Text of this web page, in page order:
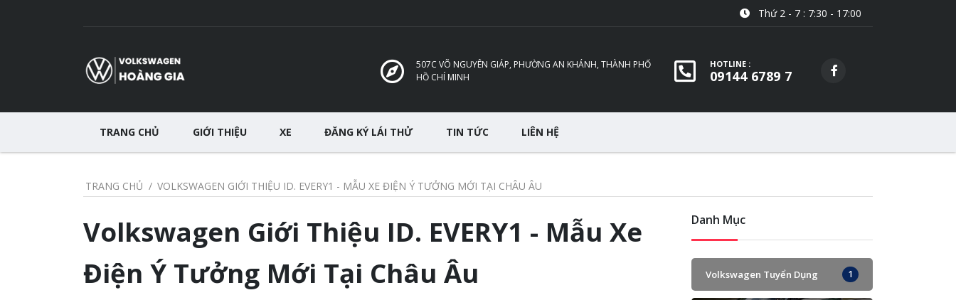
Thứ 2 - 7 : 7:30 - 17:00
507C VÕ NGUYÊN GIÁP, PHƯỜNG AN KHÁNH, THÀNH PHỐ
HỒ CHÍ MINH
HOTLINE :
09144 6789 7
TRANG CHỦ GIỚI THIỆU XE ĐĂNG KÝ LÁI THỬ TIN TỨC LIÊN HỆ
TRANG CHỦ VOLKSWAGEN GIỚI THIỆU ID. EVERY1 - MẪU XE ĐIỆN Ý TƯỞNG MỚI TẠI CHÂU ÂU
Volkswagen Giới Thiệu ID. EVERY1 - Mẫu Xe
Điện Ý Tưởng Mới Tại Châu Âu
Danh Mục
Volkswagen Tuyển Dụng 1